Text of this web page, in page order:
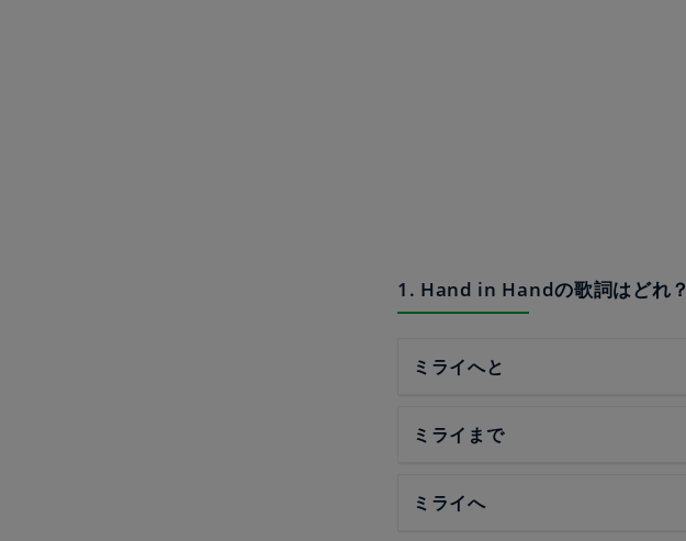
1. Hand in Handの歌詞はどれ？
ミライへと
ミライまで
ミライへ